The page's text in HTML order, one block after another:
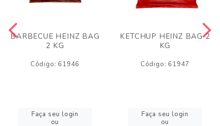
BARBECUE HEINZ BAG
2 KG
Código: 61946
Faça seu login
ou
KETCHUP HEINZ BAG 2
KG
Código: 61947
Faça seu login
ou